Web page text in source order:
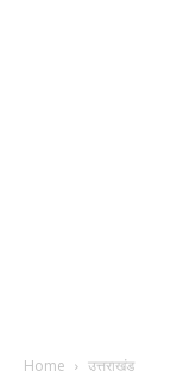
Home उत्तराखंड